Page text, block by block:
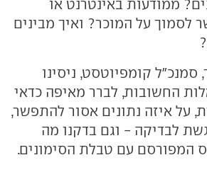
ממודעות באינטרנט או
לסמוך על המוכר? ואיך מבינים
סמנכ"ל קומפיוטסט, ניסינו
החשובות, לברר מאיפה כדאי
על איזה נתונים אסור להתפשר,
לבדיקה - וגם בדקנו מה
המפורסם עם טבלת הסימונים.